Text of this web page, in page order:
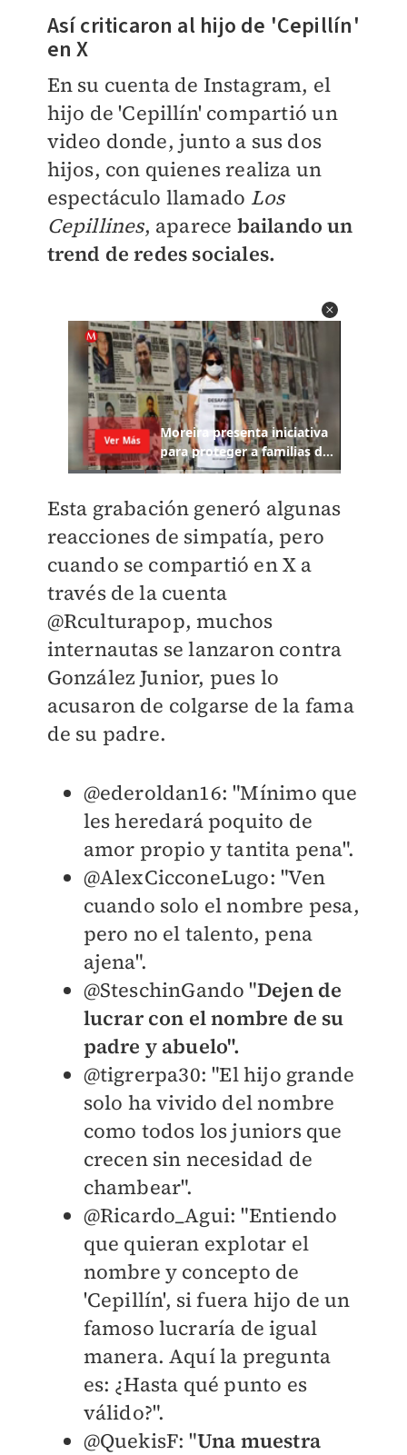
Así criticaron al hijo de 'Cepillín'
en X
En su cuenta de Instagram, el
hijo de 'Cepillín' compartió un
video donde, junto a sus dos
hijos, con quienes realiza un
espectáculo llamado Los
Cepillines, aparece bailando un
trend de redes sociales.
Esta grabación generó algunas
reacciones de simpatía, pero
cuando se compartió en X a
través de la cuenta
@Rculturapop, muchos
internautas se lanzaron contra
González Junior, pues lo
acusaron de colgarse de la fama
de su padre.
@ederoldan16: "Mínimo que
les heredará poquito de
amor propio y tantita pena".
@AlexCicconeLugo: "Ven
cuando solo el nombre pesa,
pero no el talento, pena
ajena".
@SteschinGando "Dejen de
lucrar con el nombre de su
padre y abuelo".
@tigrerpa30: "El hijo grande
solo ha vivido del nombre
como todos los juniors que
crecen sin necesidad de
chambear".
@Ricardo_Agui: "Entiendo
que quieran explotar el
nombre y concepto de
'Cepillín', si fuera hijo de un
famoso lucraría de igual
manera. Aquí la pregunta
es: ¿Hasta qué punto es
válido?".
@QuekisF: "Una muestra